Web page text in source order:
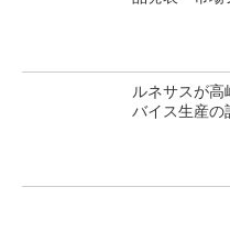
ルネサスが
バイス生産の